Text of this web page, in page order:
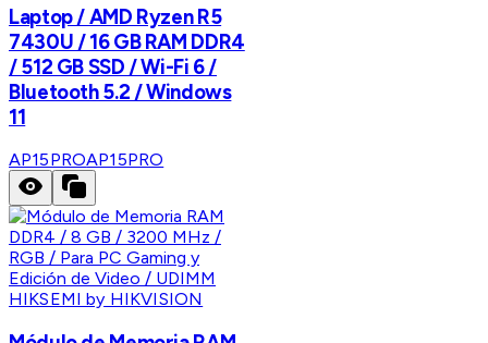
Laptop / AMD Ryzen R5
7430U / 16 GB RAM DDR4
/ 512 GB SSD / Wi-Fi 6 /
Bluetooth 5.2 / Windows
11
AP15PROAP15PRO
HIKSEMI by HIKVISION